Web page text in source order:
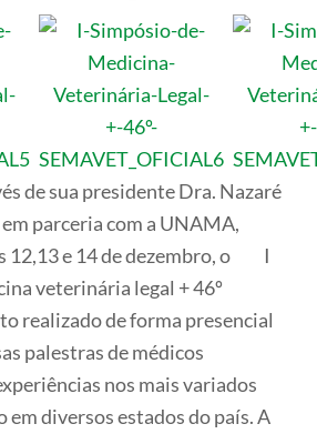
de sua presidente Dra. Nazaré
em parceria com a UNAMA,
12,13 e 14 de dezembro, o I
veterinária legal + 46º
realizado de forma presencial
palestras de médicos
nos mais variados
em diversos estados do país. A